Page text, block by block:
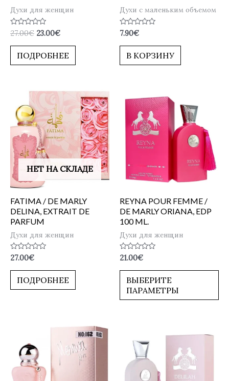
Духи для женщин
Оценка
0
из
27.00€ 23.00€
ПОДРОБНЕЕ
Духи с маленьким объемом
Оценка
0
из
7.90€
В КОРЗИНУ
НЕТ НА СКЛАДЕ
FATIMA / DE MARLY
DELINA, EXTRAIT DE
PARFUM
Духи для женщин
Оценка
из
27.00€
ПОДРОБНЕЕ
REYNA POUR FEMME /
DE MARLY ORIANA, EDP
100 ML.
Духи для женщин
Оценка
из
21.00€
ВЫБЕРИТЕ
ПАРАМЕТРЫ